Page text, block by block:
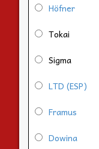
Höfner
Tokai
Sigma
LTD (ESP)
Framus
Dowina